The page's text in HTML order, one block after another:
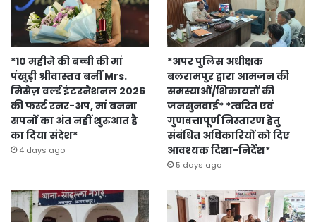
*10 महीने की बच्ची की मां
पंखुड़ी श्रीवास्तव बनीं Mrs.
मिसेज़ वर्ल्ड इंटरनेशनल 2026
की फर्स्ट रनर-अप, मां बनना
सपनों का अंत नहीं शुरुआत है
का दिया संदेश*
4 days ago
*अपर पुलिस अधीक्षक
बलरामपुर द्वारा आमजन की
समस्याओं/शिकायतों की
जनसुनवाई* *त्वरित एवं
गुणवत्तापूर्ण निस्तारण हेतु
संबंधित अधिकारियों को दिए
आवश्यक दिशा-निर्देश*
5 days ago